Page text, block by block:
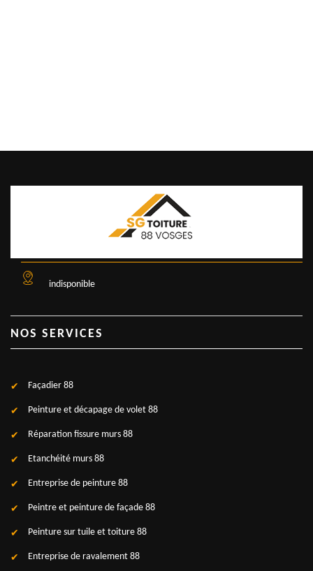
indisponible
NOS SERVICES
Façadier 88
Peinture et décapage de volet 88
Réparation fissure murs 88
Etanchéité murs 88
Entreprise de peinture 88
Peintre et peinture de façade 88
Peinture sur tuile et toiture 88
Entreprise de ravalement 88